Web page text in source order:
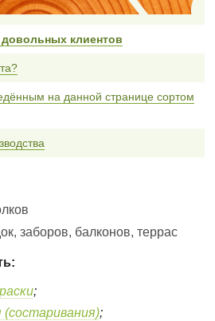
клиентов
на данной странице сортом
заборов, балконов, террас
;
;